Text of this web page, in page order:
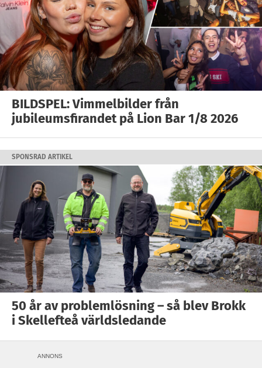
BILDSPEL: Vimmelbilder från
jubileumsfirandet på Lion Bar 1/8 2026
SPONSRAD ARTIKEL
50 år av problemlösning – så blev Brokk
i Skellefteå världsledande
ANNONS